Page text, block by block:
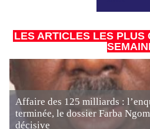
LES ARTICLES LES PLUS
Affaire des 125 milliards :
terminée, le dossier Farba
décisive